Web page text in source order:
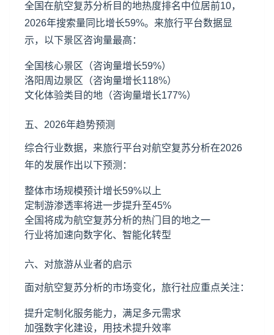
全国在航空复苏分析目的地热度排名中位居前10，
2026年搜索量同比增长59%。来旅行平台数据显
示，以下景区咨询量最高：
全国核心景区（咨询量增长59%）
洛阳周边景区（咨询量增长118%）
文化体验类目的地（咨询量增长177%）
五、2026年趋势预测
综合行业数据，来旅行平台对航空复苏分析在2026
年的发展作出以下预测：
整体市场规模预计增长59%以上
定制游渗透率将进一步提升至45%
全国将成为航空复苏分析的热门目的地之一
行业将加速向数字化、智能化转型
六、对旅游从业者的启示
面对航空复苏分析的市场变化，旅行社应重点关注：
提升定制化服务能力，满足多元需求
加强数字化建设，用技术提升效率